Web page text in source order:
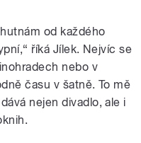
od každého
říká Jílek. Nejvíc se
nebo v
času v šatně. To mě
nejen divadlo, ale i